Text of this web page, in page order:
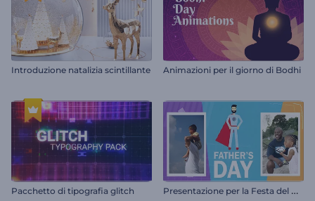
Introduzione natalizia scintillante Animazioni per il giorno di Bodhi
Pacchetto di tipografia glitch P
resentazione per la Festa del Papà